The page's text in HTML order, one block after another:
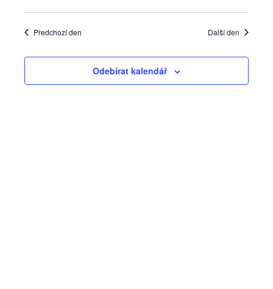
9.
2023
Akce
Předchozí den Další den
Odebírat kalendář